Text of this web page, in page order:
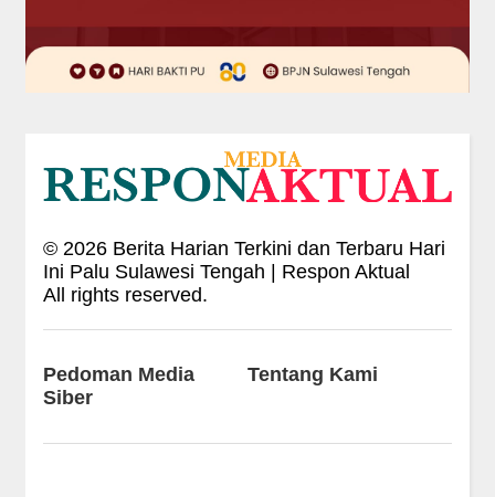
© 2026Berita Harian Terkini dan Terbaru Hari
Ini Palu Sulawesi Tengah | Respon Aktual
All rights reserved.
Pedoman Media
Siber
Tentang Kami